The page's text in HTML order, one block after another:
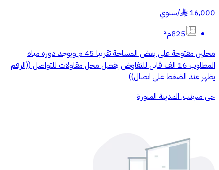
16,000
§
/سنوي
825م²
محلين مفتوحة على بعض المساحة تقريبا 45 م ويوجد دورة مياه
المطلوب 16 الف قابل للتفاوض يفضل محل مقاولات للتواصل ((الرقم
يظهر عند الضغط على اتصال))
حي مذينب, المدينة المنورة